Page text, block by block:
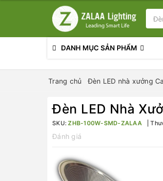
DANH MỤC SẢN PHẨM
Trang chủ Đèn LED nhà xưởng
Đèn LED Nhà
SKU:ZHB-100W-SMD-ZALAA
Đánh giá